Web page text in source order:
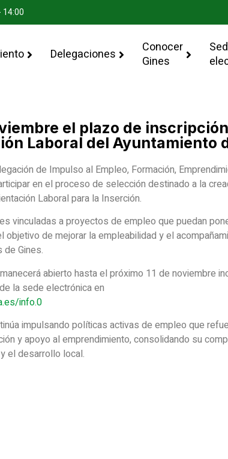
14:00
Delegaciones
Conocer
Gines
el plazo de
Laboral del Ayuntamiento
de Impulso al Empleo, Formación,
en el proceso de selección destinado a la
Laboral para la Inserción.
vinculadas a proyectos de empleo que puedan
objetivo de mejorar la empleabilidad y el
Gines.
abierto hasta el próximo 11 de noviembre
la sede electrónica en
info.0
impulsando políticas activas de empleo que
y apoyo al emprendimiento, consolidando su
el desarrollo local.